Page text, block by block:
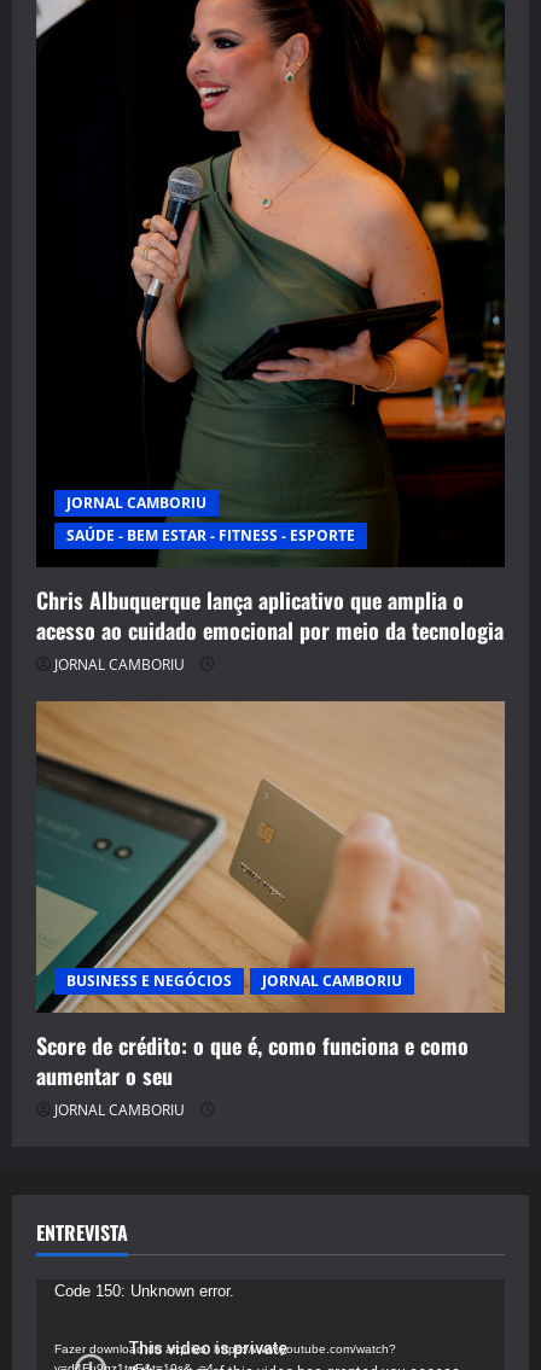
JORNAL CAMBORIU
SAÚDE - BEM ESTAR - FITNESS - ESPORTE
Chris Albuquerque lança aplicativo que amplia o
acesso ao cuidado emocional por meio da tecnologia
JORNAL CAMBORIU
BUSINESS E NEGÓCIOS JORNAL CAMBORIU
Score de crédito: o que é, como funciona e como
aumentar o seu
JORNAL CAMBORIU
ENTREVISTA
Tocador
vídeo
Code 150: Unknown error.
Fazer download do arquivo: https://www.youtube.com/watch?